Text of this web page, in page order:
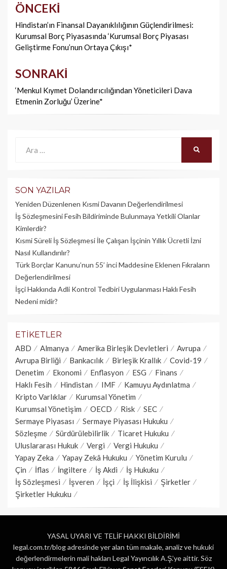
Yazı
dolaşımı
ÖNCEKI
Hindistan’ın Finansal Dayanıklılığının Güçlendirilmesi:
Kurumsal Borç Piyasasında ‘Kurumsal Borç Piyasası
Geliştirme Fonu’nun Ortaya Çıkışı*
SONRAKI
‘Menkul Kıymet Dolandırıcılığından Yöneticileri Dava
Etmenin Zorluğu’ Üzerine*
SON YAZILAR
Yeniden Düzenlenen Kısmi Davanın Değerlendirilmesi
İş Sözleşmesini Fesih Bildiriminde Bulunmaya Yetkili Olanlar
Kimlerdir?
Kısmi Süreli İş Sözleşmesi İle Çalışan İşçinin Yıllık Üc­retli İzni
Nasıl Kullandırılır?
Türk Borçlar Kanunu’nun 55’ inci Maddesine Eklenen Fıkraların
Değerlendirilmesi
İşçi Hakkında Adli Kontrol Tedbiri Uygulanması Haklı Fesih
Nedeni midir?
ETIKETLER
ABD Almanya Amerika Birleşik Devletleri
Avrupa
Avrupa Birliği
Bankacılık Birleşik Krallık
Covid-19
Denetim
Ekonomi Enflasyon ESG
Finans
Haklı Fesih
Hindistan IMF
Kamuyu Aydınlatma
Kripto Varlıklar
Kurumsal Yönetim
Kurumsal Yönetişim
OECD Risk
SEC
Sermaye Piyasası
Sermaye Piyasası Hukuku
Sözleşme
Sürdürülebilirlik
Ticaret Hukuku
Uluslararası Hukuk
Vergi
Vergi Hukuku
Yapay Zeka
Yapay Zekâ Hukuku
Yönetim Kurulu
Çin
İflas İngiltere İş Akdi
İş Hukuku
İş Sözleşmesi
İşveren İşçi İş İlişkisi
Şirketler
Şirketler Hukuku
YASAL UYARI VE TELİF HAKKI BİLDİRİMİ
legal.com.tr/blog adresinde yer alan tüm makale, analiz ve hukuki
değerlendirmelerin mali hakları Legal Yayıncılık A.Ş.’ye aittir. Söz